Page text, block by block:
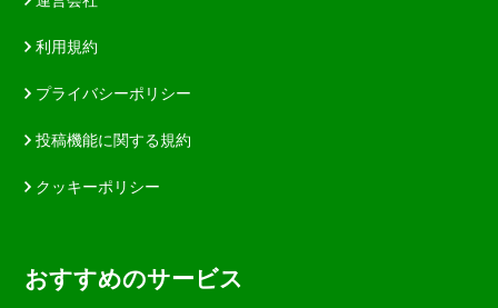
利用規約
プライバシーポリシー
投稿機能に関する規約
クッキーポリシー
おすすめのサービス